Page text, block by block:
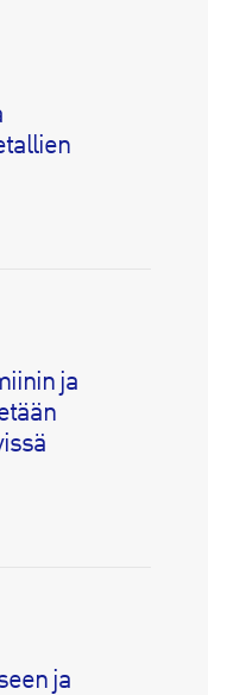
ja
ja